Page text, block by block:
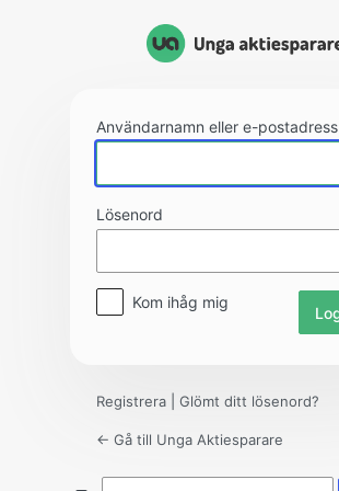
Användarnamn eller e-postadress
Lösenord
Kom ihåg mig
Registrera Glömt ditt lösenord?
← Gå till Unga Aktiesparare